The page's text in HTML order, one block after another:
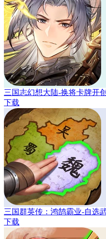
三国志幻想大陆-换将卡牌开
下载
三国群英传：鸿鹄霸业-自选
下载